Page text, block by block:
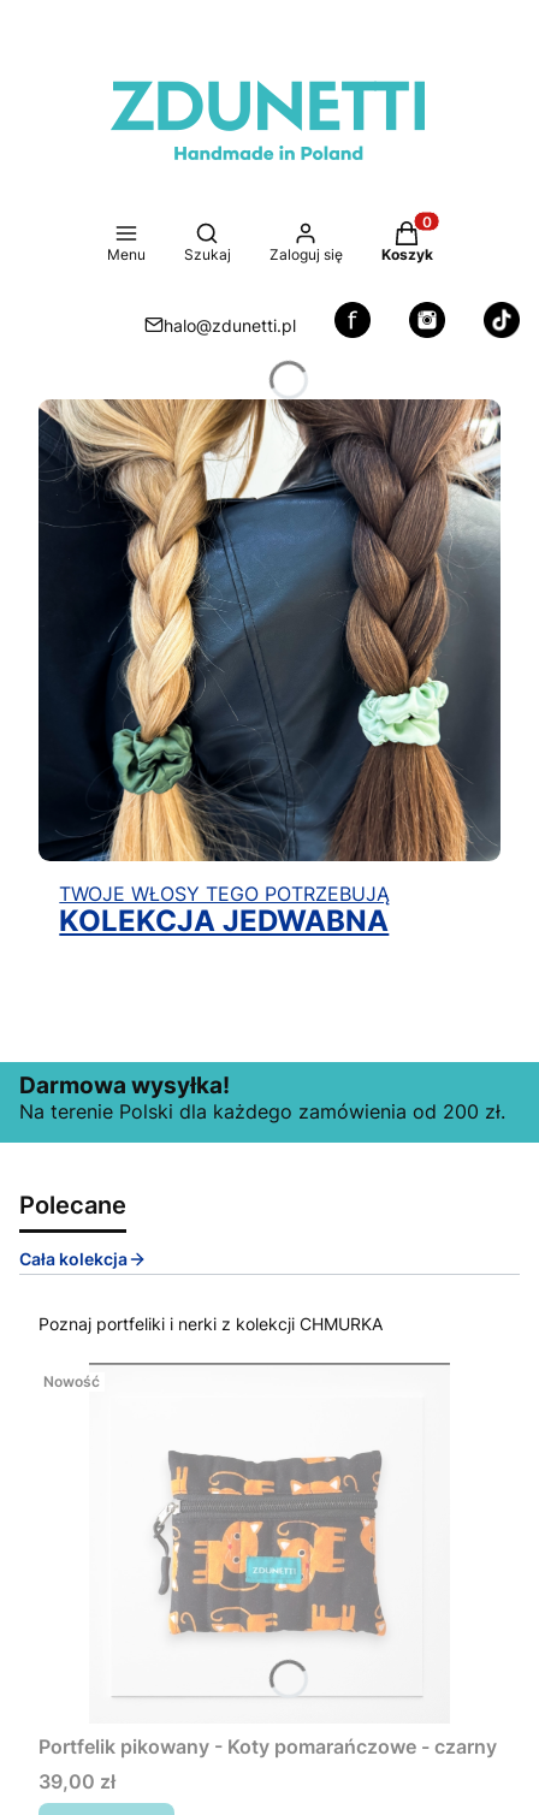
Menu
Otwórz wyszukiwarkę
Szukaj Zaloguj się
Produkty w
Koszyk
halo@zdunetti.pl
TWOJE WŁOSY TEGO POTRZEBUJĄ
KOLEKCJA JEDWABNA
Darmowa wysyłka!
Na terenie Polski dla każdego zamówienia od 200 zł.
Polecane
Cała kolekcja
Poznaj portfeliki i nerki z kolekcji CHMURKA
Nowość
Portfelik pikowany - Koty pomarańczowe - czarny
Cena
39,00 zł